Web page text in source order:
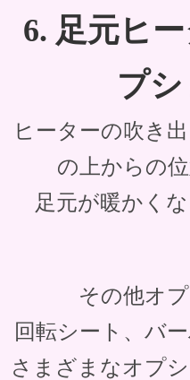
6. 足元ヒ
プシ
ヒーターの吹き
の上からの
足元が暖かくな
その他オ
回転シート、バ
さまざまなオプ